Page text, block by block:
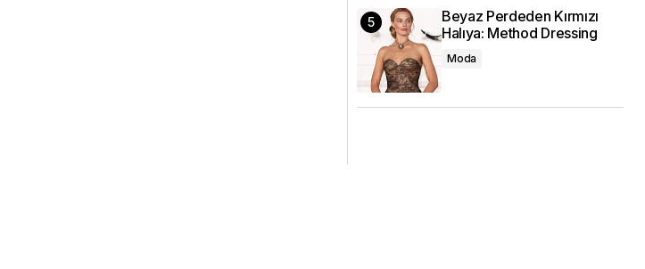
Beyaz Perdeden Kırmızı
Halıya: Method Dressing
Moda